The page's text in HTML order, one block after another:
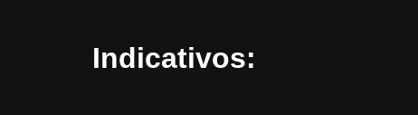
Indicativos: